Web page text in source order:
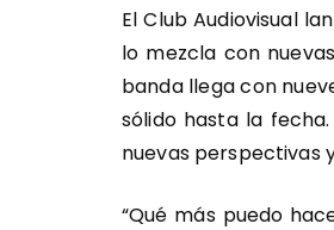
El Club Audiovisual
lo mezcla con
banda llega con
sólido hasta la fecha.
nuevas perspectivas
“Qué más puedo